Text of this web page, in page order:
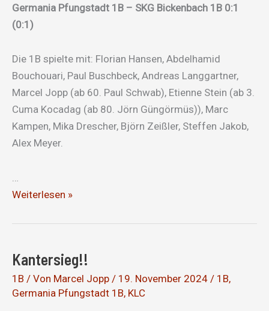
Germania Pfungstadt 1B – SKG Bickenbach 1B 0:1
(0:1)
Die 1B spielte mit: Florian Hansen, Abdelhamid
Bouchouari, Paul Buschbeck, Andreas Langgartner,
Marcel Jopp (ab 60. Paul Schwab), Etienne Stein (ab 3.
Cuma Kocadag (ab 80. Jörn Güngörmüs)), Marc
Kampen, Mika Drescher, Björn Zeißler, Steffen Jakob,
Alex Meyer.
…
Nicht
aber
Weiterlesen »
Kantersieg!!
1B / Von Marcel Jopp / 19. November 2024 / 1B,
Germania Pfungstadt 1B, KLC